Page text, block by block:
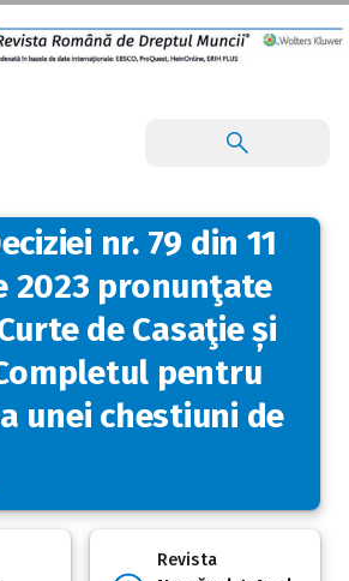
nr. 79 din 11
2023 pronunţate
de Casaţie și
pentru
unei chestiuni de
Revista